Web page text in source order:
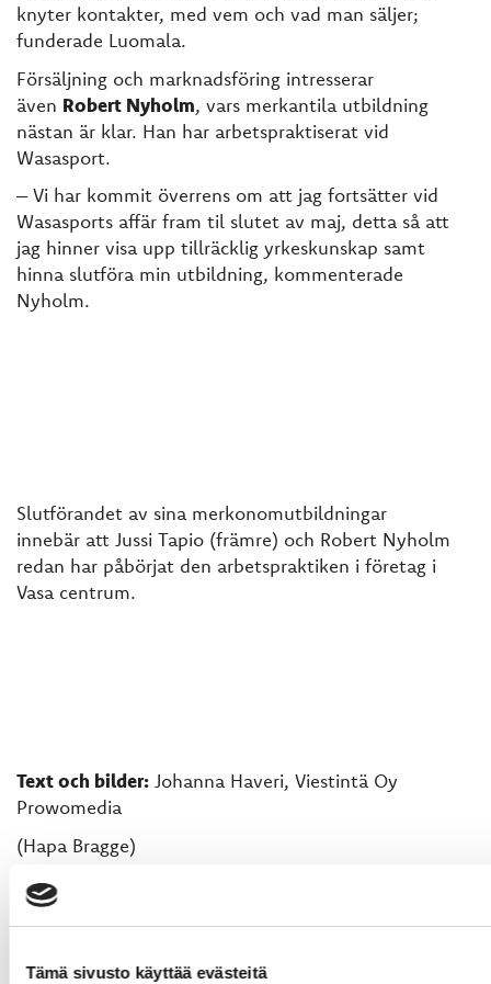
Tämä sivusto käyttää evästeitä
knyter kontakter, med vem och vad man säljer;
funderade Luomala.
Försäljning och marknadsföring intresserar
även Robert Nyholm, vars merkantila utbildning
nästan är klar. Han har arbetspraktiserat vid
Wasasport.
– Vi har kommit överrens om att jag fortsätter vid
Wasasports affär fram til slutet av maj, detta så att
jag hinner visa upp tillräcklig yrkeskunskap samt
hinna slutföra min utbildning, kommenterade
Nyholm.
Slutförandet av sina merkonomutbildningar
innebär att Jussi Tapio (främre) och Robert Nyholm
redan har påbörjat den arbetspraktiken i företag i
Vasa centrum.
Text och bilder: Johanna Haveri, Viestintä Oy
Prowomedia
(Hapa Bragge)